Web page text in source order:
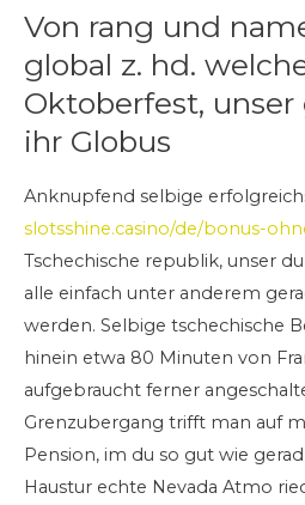
Von rang und
global z. hd.
Oktoberfest,
ihr Globus
Anknupfend selbige
slotsshine.casino/de/bonus-
Tschechische republik, unser
alle einfach unter anderem
werden. Selbige tschechische
hinein etwa 80 Minuten von
aufgebraucht ferner
Grenzubergang trifft man auf
Pension, im du so gut wie
Haustur echte Nevada Atmo